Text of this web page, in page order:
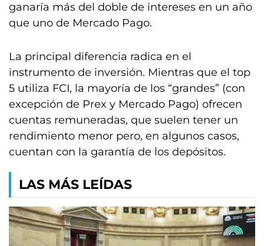
ganaría más del doble de intereses en un año
que uno de Mercado Pago.
La principal diferencia radica en el
instrumento de inversión. Mientras que el top
5 utiliza FCI, la mayoría de los “grandes” (con
excepción de Prex y Mercado Pago) ofrecen
cuentas remuneradas, que suelen tener un
rendimiento menor pero, en algunos casos,
cuentan con la garantía de los depósitos.
LAS MÁS LEÍDAS